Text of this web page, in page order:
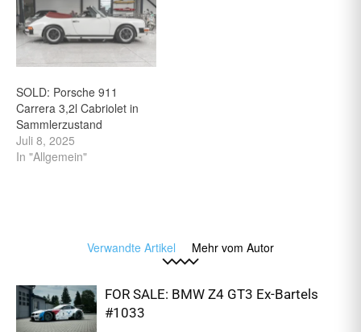
SOLD: Porsche 911
Carrera 3,2l Cabriolet in
Sammlerzustand
Juli 8, 2025
In "Allgemein"
Verwandte Artikel Mehr vom Autor
FOR SALE: BMW Z4 GT3 Ex-Bartels
#1033